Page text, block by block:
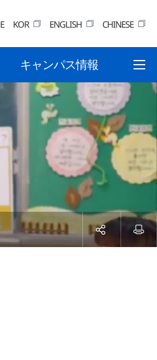
KOR ENGLISH CHINESE
キャンパス情報